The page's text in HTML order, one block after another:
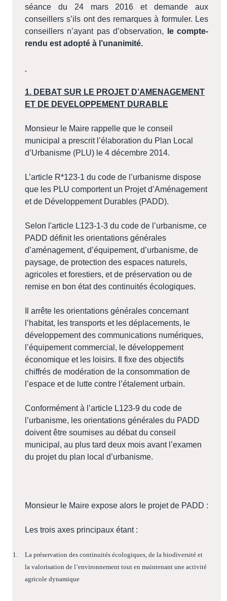
séance du 24 mars 2016 et demande aux
conseillers s’ils ont des remarques à formuler. Les
conseillers n’ayant pas d’observation,
le compte-
rendu est adopté à l’unanimité.
1. DEBAT SUR LE PROJET D’AMENAGEMENT
ET DE DEVELOPPEMENT DURABLE
Monsieur le Maire rappelle que le conseil
municipal a prescrit l’élaboration du Plan Local
d’Urbanisme (PLU) le 4 décembre 2014.
L’article R*123-1 du code de l’urbanisme dispose
que les PLU comportent un Projet d’Aménagement
et de Développement Durables (PADD).
Selon l'article L123-1-3 du code de l’urbanisme, ce
PADD définit les orientations générales
d’aménagement, d’équipement, d’urbanisme, de
paysage, de protection des espaces naturels,
agricoles et forestiers, et de préservation ou de
remise en bon état des continuités écologiques.
Il arrête les orientations générales concernant
l’habitat, les transports et les déplacements, le
développement des communications numériques,
l’équipement commercial, le développement
économique et les loisirs. Il fixe des objectifs
chiffrés de modération de la consommation de
l’espace et de lutte contre l’étalement urbain.
Conformément à l’article L123-9 du code de
l’urbanisme, les orientations générales du PADD
doivent être soumises au débat du conseil
municipal, au plus tard deux mois avant l’examen
du projet du plan local d’urbanisme.
Monsieur le Maire expose alors le projet de PADD :
Les trois axes principaux étant :
1.
La préservation des continuités écologiques, de la biodiversité et
la valorisation de l’environnement tout en maintenant une activité
agricole dynamique